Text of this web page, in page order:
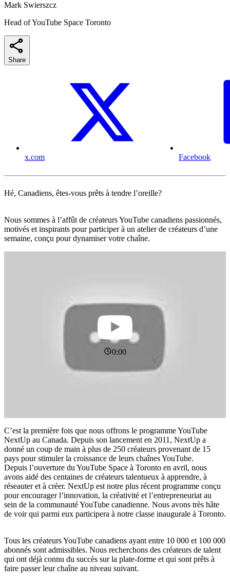
Mark Swierszcz
Head of YouTube Space Toronto
Share
x.com Facebook
Hé, Canadiens, êtes-vous prêts à tendre l’oreille?
Nous sommes à l’affût de créateurs YouTube canadiens passionnés,
motivés et inspirants pour participer à un atelier de créateurs d’une
semaine, conçu pour dynamiser votre chaîne.
0:00
C’est la première fois que nous offrons le programme YouTube
NextUp au Canada. Depuis son lancement en 2011, NextUp a
donné un coup de main à plus de 250 créateurs provenant de 15
pays pour stimuler la croissance de leurs chaînes YouTube.
Depuis l’ouverture du YouTube Space à Toronto en avril, nous
avons aidé des centaines de créateurs talentueux à apprendre, à
réseauter et à créer. NextUp est notre plus récent programme conçu
pour encourager l’innovation, la créativité et l’entrepreneuriat au
sein de la communauté YouTube canadienne. Nous avons très hâte
de voir qui parmi eux participera à notre classe inaugurale à Toronto.
Tous les créateurs YouTube canadiens ayant entre 10 000 et 100 000
abonnés sont admissibles. Nous recherchons des créateurs de talent
qui ont déjà connu du succès sur la plate-forme et qui sont prêts à
faire passer leur chaîne au niveau suivant.